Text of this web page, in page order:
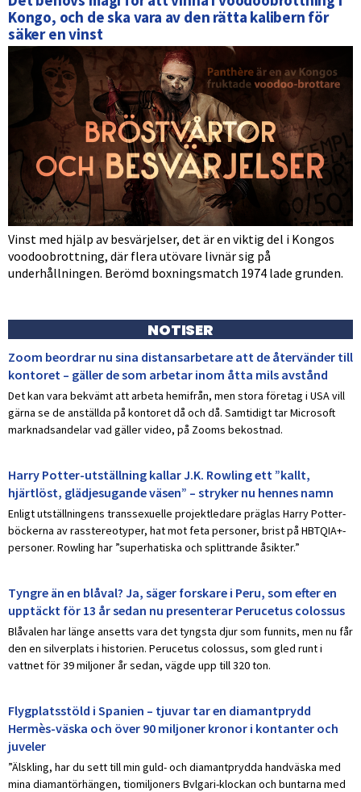
Kongo, och de ska vara av den rätta kalibern för
säker en vinst
Vinst med hjälp av besvärjelser, det är en viktig del i Kongos
voodoobrottning, där flera utövare livnär sig på
underhållningen. Berömd boxningsmatch 1974 lade grunden.
NOTISER
Zoom beordrar nu sina distansarbetare att de återvänder till
kontoret – gäller de som arbetar inom åtta mils avstånd
Det kan vara bekvämt att arbeta hemifrån, men stora företag i USA vill
gärna se de anställda på kontoret då och då. Samtidigt tar Microsoft
marknadsandelar vad gäller video, på Zooms bekostnad.
Harry Potter-utställning kallar J.K. Rowling ett ”kallt,
hjärtlöst, glädjesugande väsen” – stryker nu hennes namn
Enligt utställningens transsexuelle projektledare präglas Harry Potter-
böckerna av rasstereotyper, hat mot feta personer, brist på HBTQIA+-
personer. Rowling har ”superhatiska och splittrande åsikter.”
Tyngre än en blåval? Ja, säger forskare i Peru, som efter en
upptäckt för 13 år sedan nu presenterar Perucetus colossus
Blåvalen har länge ansetts vara det tyngsta djur som funnits, men nu får
den en silverplats i historien. Perucetus colossus, som gled runt i
vattnet för 39 miljoner år sedan, vägde upp till 320 ton.
Flygplatsstöld i Spanien – tjuvar tar en diamantprydd
Hermès-väska och över 90 miljoner kronor i kontanter och
juveler
”Älskling, har du sett till min guld- och diamantprydda handväska med
mina diamantörhängen, tiomiljoners Bvlgari-klockan och buntarna med